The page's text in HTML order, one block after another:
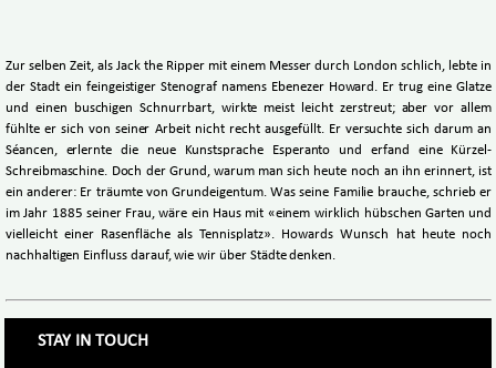
Zur selben Zeit, als Jack the Ripper mit einem Messer durch London schlich, lebte in
der Stadt ein feingeistiger Stenograf namens Ebenezer Howard. Er trug eine Glatze
und einen buschigen Schnurrbart, wirkte meist leicht zerstreut; aber vor allem
fühlte er sich von seiner Arbeit nicht recht ausgefüllt. Er versuchte sich darum an
Séancen, erlernte die neue Kunstsprache Esperanto und erfand eine Kürzel-
Schreibmaschine. Doch der Grund, warum man sich heute noch an ihn erinnert, ist
ein anderer: Er träumte von Grundeigentum. Was seine Familie brauche, schrieb er
im Jahr 1885 seiner Frau, wäre ein Haus mit «einem wirklich hübschen Garten und
vielleicht einer Rasenfläche als Tennisplatz». Howards Wunsch hat heute noch
nachhaltigen Einfluss darauf, wie wir über Städte denken.
STAY IN TOUCH